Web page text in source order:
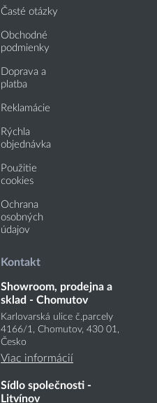
Časté otázky
Obchodné
podmienky
Doprava a
platba
Reklamácie
Rýchla
objednávka
Použitie
cookies
Ochrana
osobných
údajov
Kontakt
Showroom, prodejna a
sklad - Chomutov
Karlovarská ulice č.parcely
4166/1, Chomutov, 430 01,
Česko
Viac informácií
Sídlo společnosti -
Litvínov